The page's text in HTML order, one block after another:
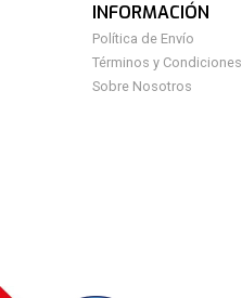
INFORMACIÓN
Política de Envío
Términos y Condiciones
Sobre Nosotros